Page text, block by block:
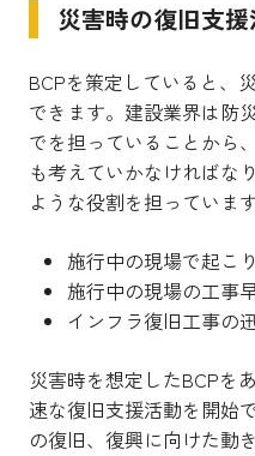
災害時の復旧支
BCPを策定していると、
できます。建設業界は防
でを担っていることから
も考えていかなければな
ような役割を担っています
施行中の現場で起こ
施行中の現場の工事
インフラ復旧工事の
災害時を想定したBCPを
速な復旧支援活動を開始
の復旧、復興に向けた動